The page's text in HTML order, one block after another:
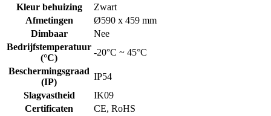
Kleur behuizing
Zwart
Afmetingen
Ø590 x 459 mm
Dimbaar
Nee
Bedrijfstemperatuur
(°C)
-20°C ~ 45°C
Beschermingsgraad
(IP)
IP54
Slagvastheid
IK09
Certificaten
CE, RoHS